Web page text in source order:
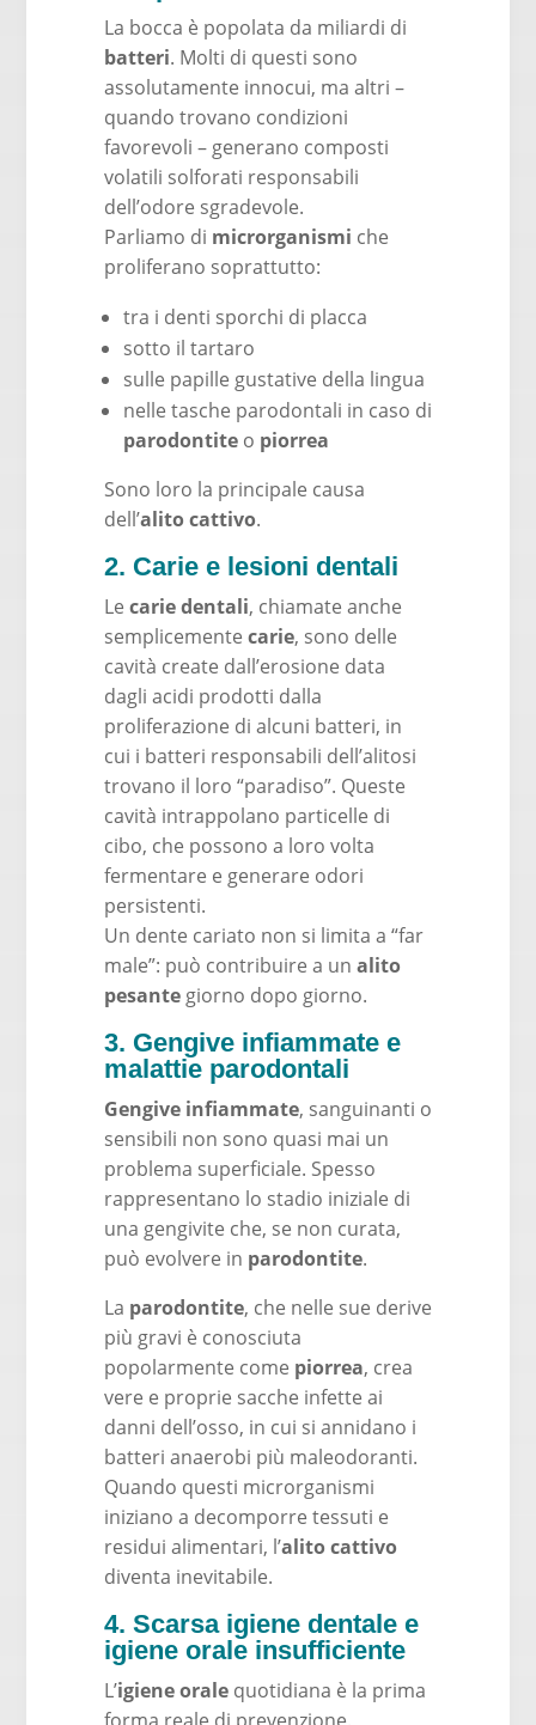
La bocca è popolata da miliardi di
batteri. Molti di questi sono
assolutamente innocui, ma altri –
quando trovano condizioni
favorevoli – generano composti
volatili solforati responsabili
dell’odore sgradevole.
Parliamo di microrganismi che
proliferano soprattutto:
tra i denti sporchi di placca
sotto il tartaro
sulle papille gustative della lingua
nelle tasche parodontali in caso di
parodontiteo piorrea
Sono loro la principale causa
dell’alito cattivo.
2. Carie e lesioni dentali
Le carie dentali, chiamate anche
semplicemente carie, sono delle
cavità create dall’erosione data
dagli acidi prodotti dalla
proliferazione di alcuni batteri, in
cui i batteri responsabili dell’alitosi
trovano il loro “paradiso”. Queste
cavità intrappolano particelle di
cibo, che possono a loro volta
fermentare e generare odori
persistenti.
Un dente cariato non si limita a “far
male”: può contribuire a un alito
pesantegiorno dopo giorno.
3. Gengive infiammate e
malattie parodontali
Gengive infiammate, sanguinanti o
sensibili non sono quasi mai un
problema superficiale. Spesso
rappresentano lo stadio iniziale di
una gengivite che, se non curata,
può evolvere in parodontite.
La parodontite, che nelle sue derive
più gravi è conosciuta
popolarmente come piorrea, crea
vere e proprie sacche infette ai
danni dell’osso, in cui si annidano i
batteri anaerobi più maleodoranti.
Quando questi microrganismi
iniziano a decomporre tessuti e
residui alimentari, l’alito cattivo
diventa inevitabile.
4. Scarsa igiene dentale e
igiene orale insufficiente
L’igiene oralequotidiana è la prima